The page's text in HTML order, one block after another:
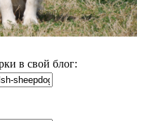
в свой блог: